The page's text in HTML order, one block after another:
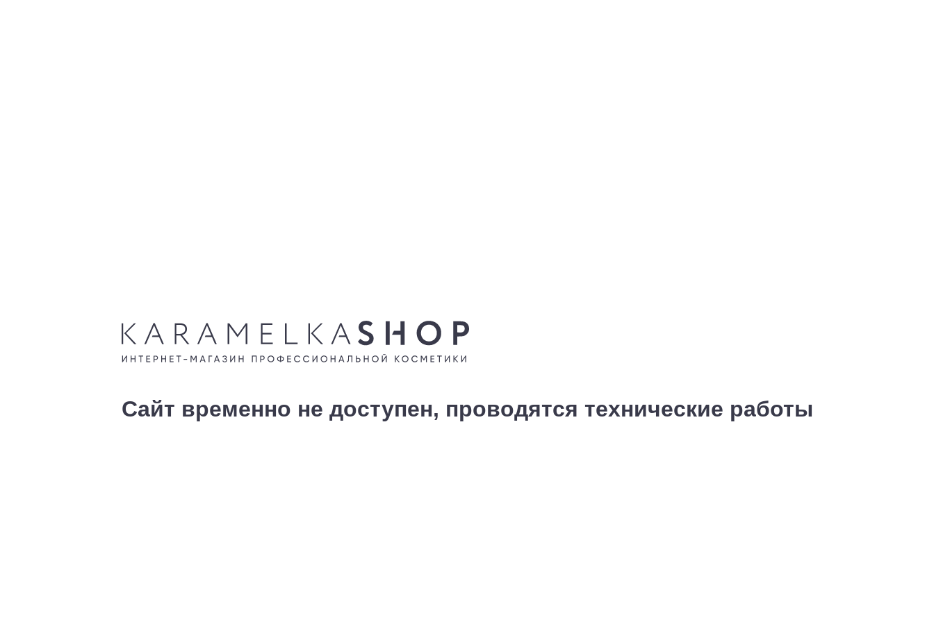
Сайт временно не доступен, проводятся технические работы